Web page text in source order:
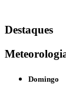
Destaques
Domingo